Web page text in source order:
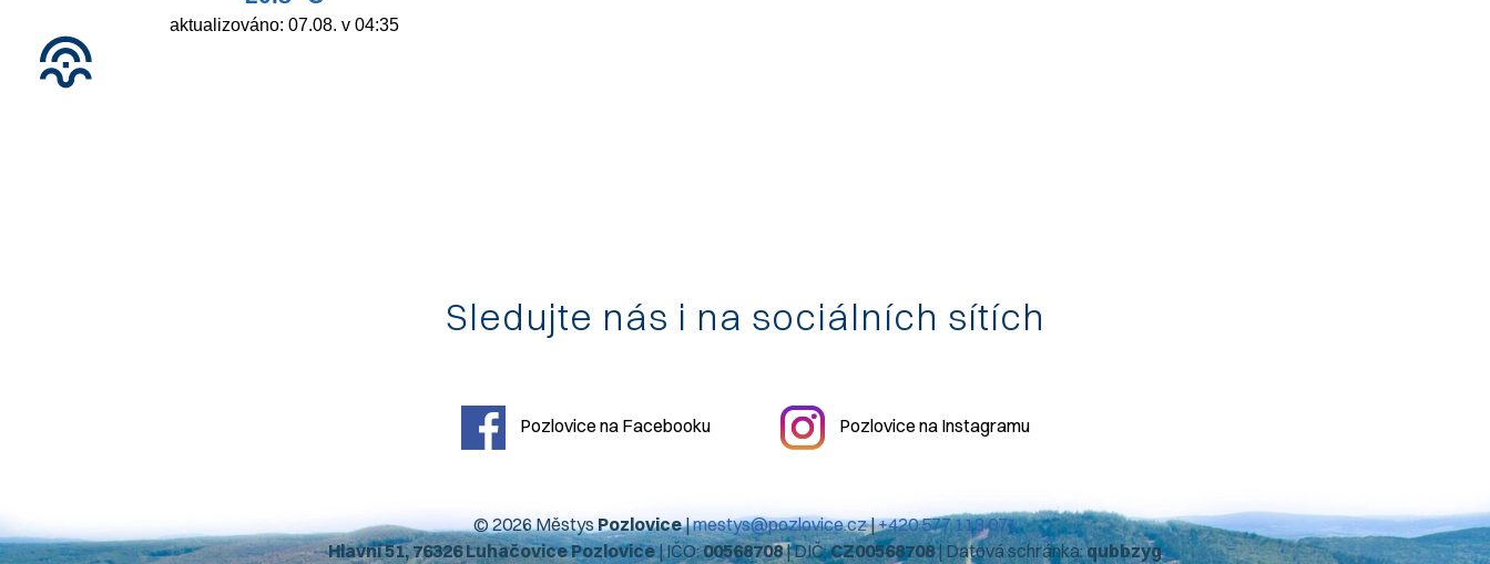
Sledujte nás i na sociálních sítích
Pozlovice na Facebooku Pozlovice na Instagramu
© 2026 MěstysPozlovice|mestys@pozlovice.cz|+420 577 113 071
Hlavní 51, 76326 Luhačovice Pozlovice| IČO:00568708| DIČ:CZ00568708| Datová schránka:qubbzyg